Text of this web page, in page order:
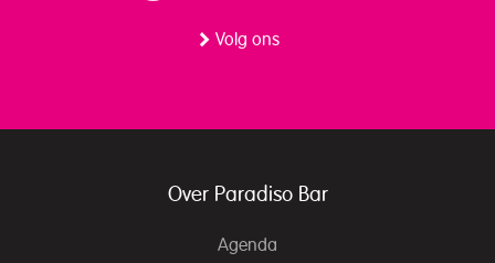
Volg ons
Over Paradiso Bar
Agenda